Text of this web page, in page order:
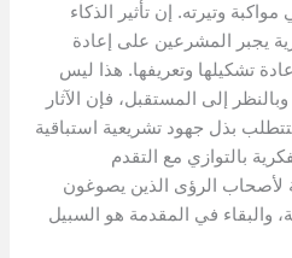
وتيرته. إن تأثير الذكاء
يجبر المشرعين على إعادة
تشكيلها وتعريفها. هذا ليس
إلى المستقبل، فإن الآثار
بذل جهود تشريعية استباقية
بالتوازي مع التقدم
لأصحاب الرؤى الذين يصوغون
والبقاء في المقدمة هو السبيل